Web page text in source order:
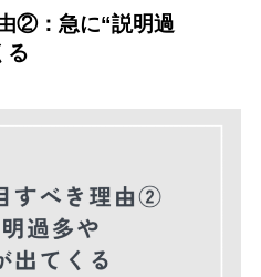
②：急に“説明過
る